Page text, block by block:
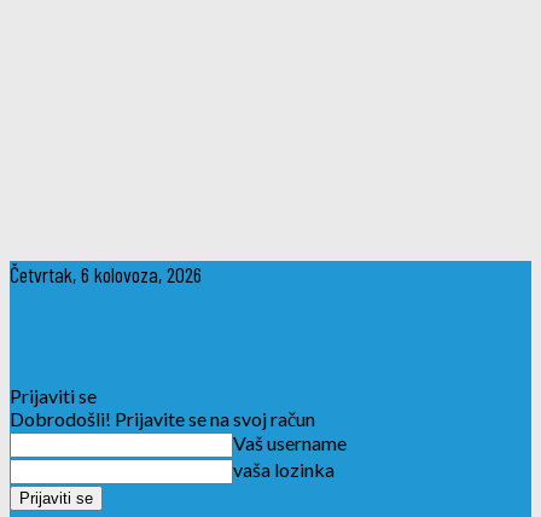
Četvrtak, 6 kolovoza, 2026
Prijaviti se
Dobrodošli! Prijavite se na svoj račun
Vaš username
vaša lozinka